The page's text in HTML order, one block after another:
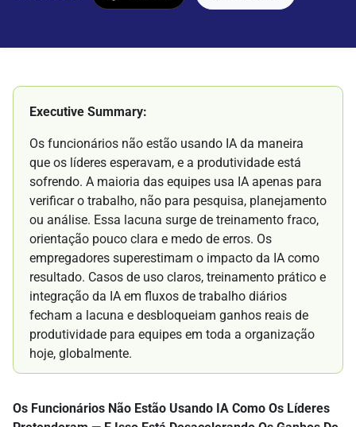
Executive Summary:
Os funcionários não estão usando IA da maneira
que os líderes esperavam, e a produtividade está
sofrendo. A maioria das equipes usa IA apenas para
verificar o trabalho, não para pesquisa, planejamento
ou análise. Essa lacuna surge de treinamento fraco,
orientação pouco clara e medo de erros. Os
empregadores superestimam o impacto da IA como
resultado. Casos de uso claros, treinamento prático e
integração da IA em fluxos de trabalho diários
fecham a lacuna e desbloqueiam ganhos reais de
produtividade para equipes em toda a organização
hoje, globalmente.
Os Funcionários Não Estão Usando IA Como Os Líderes